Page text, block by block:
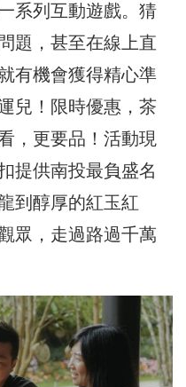
系列互動遊戲。猜
題，甚至在線上直
有機會獲得精心準
兒！限時優惠，茶
，更要品！活動現
提供南投最負盛名
到醇厚的紅玉紅
眾，走過路過千萬